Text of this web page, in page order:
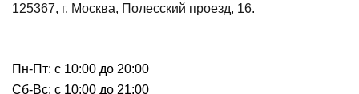
125367, г. Москва, Полесский проезд, 16.
Пн-Пт: с 10:00 до 20:00
Сб-Вс: с 10:00 до 21:00